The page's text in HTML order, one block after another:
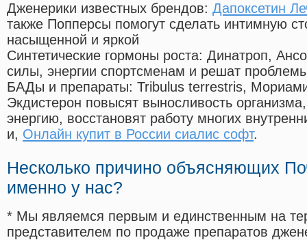
Дженерики известных брендов: Дапоксетин
также Попперсы помогут сделать интимную
насыщенной и яркой
Синтетические гормоны роста: Динатроп,
силы, энергии спортсменам и решат
БАДы и препараты: Tribulus terrestris,
Экдистерон повысят выносливость
энергию, восстановят работу многих
и, Онлайн купит в России сиалис софт.
Несколько причино объясняющих
именно у нас?
* Мы являемся первым и единственным на
представителем по продаже препаратов